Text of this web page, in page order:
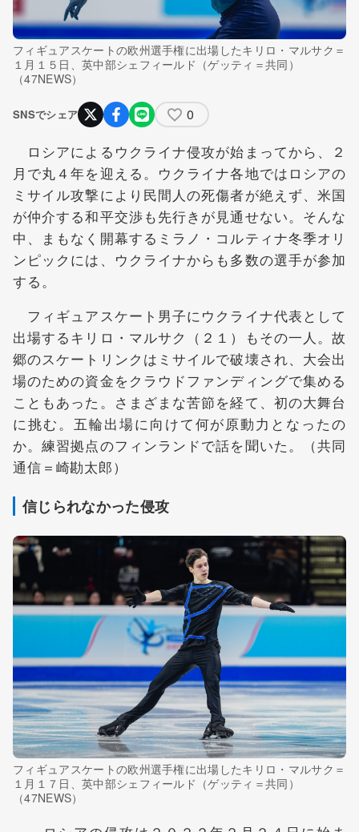
フィギュアスケートの欧州選手権に出場したキリロ・マルサク＝
１月１５日、英中部シェフィールド（ゲッティ＝共同）
（47NEWS）
SNSでシェア 0
ロシアによるウクライナ侵攻が始まってから、２
月で丸４年を迎える。ウクライナ各地ではロシアの
ミサイル攻撃により民間人の死傷者が絶えず、米国
が仲介する和平交渉も先行きが見通せない。そんな
中、まもなく開幕するミラノ・コルティナ冬季オリ
ンピックには、ウクライナからも多数の選手が参加
する。
フィギュアスケート男子にウクライナ代表として
出場するキリロ・マルサク（２１）もその一人。故
郷のスケートリンクはミサイルで破壊され、大会出
場のための資金をクラウドファンディングで集める
こともあった。さまざまな苦節を経て、初の大舞台
に挑む。五輪出場に向けて何が原動力となったの
か。練習拠点のフィンランドで話を聞いた。（共同
通信＝崎勘太郎）
信じられなかった侵攻
フィギュアスケートの欧州選手権に出場したキリロ・マルサク＝
１月１７日、英中部シェフィールド（ゲッティ＝共同）
（47NEWS）